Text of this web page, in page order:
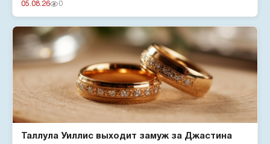
05.08.26 0
Таллула Уиллис выходит замуж за Джастина